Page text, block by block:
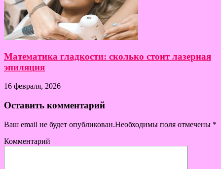
Математика гладкости: сколько стоит лазерная
эпиляция
16 февраля, 2026
Оставить комментарий
Ваш email не будет опубликован.Необходимы поля отмечены *
Комментарий